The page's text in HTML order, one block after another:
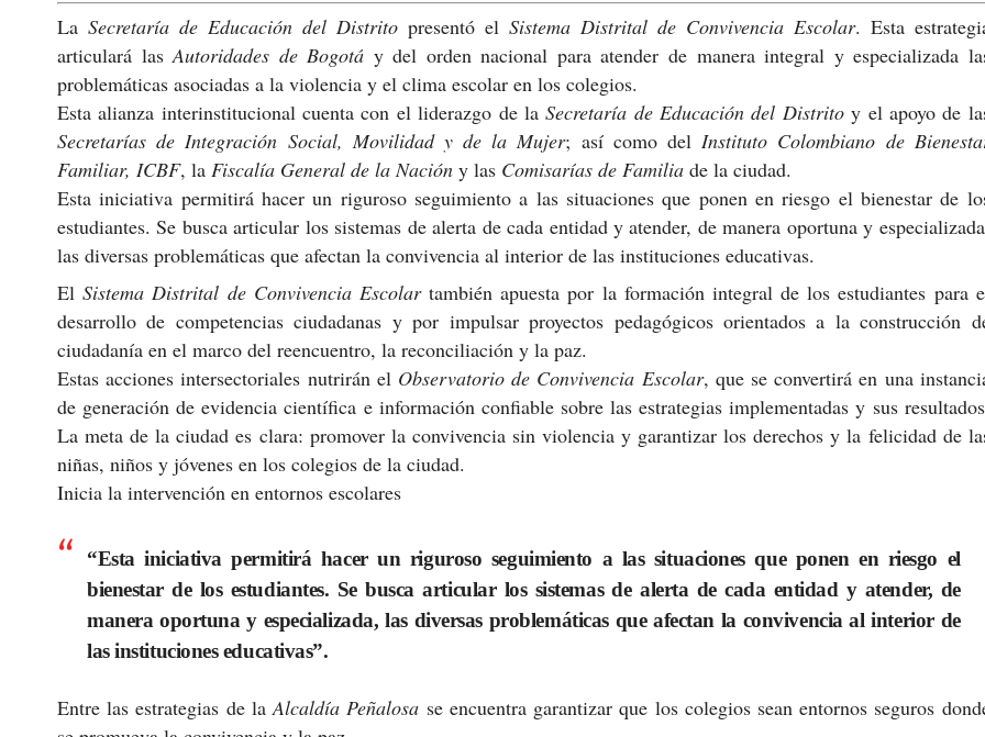
La Secretaría de Educación del Distritopresentó el Sistema Distrital de Convivencia Escolar. Esta
articulará lasAutoridades de Bogotá y del orden nacional para atender de manera integral y especializada
problemáticas asociadas a la violencia y el clima escolar en los colegios.
Esta alianza interinstitucional cuenta con el liderazgo de laSecretaría de Educación del Distritoy el apoyo de
Secretarías de Integración Social, Movilidad y de la Mujer; así como del Instituto Colombiano de
Familiar, ICBF, la Fiscalía General de la Nación y las Comisarías de Familia de la ciudad.
Esta iniciativa permitirá hacer un riguroso seguimiento a las situaciones que ponen en riesgo el bienestar de
estudiantes. Se busca articular los sistemas de alerta de cada entidad y atender, de manera oportuna y
las diversas problemáticas que afectan la convivencia al interior de las instituciones educativas.
ElSistema Distrital de Convivencia Escolartambién apuesta por la formación integral de los estudiantes para
desarrollo de competencias ciudadanas y por impulsar proyectos pedagógicos orientados a la construcción
ciudadanía en el marco del reencuentro, la reconciliación y la paz.
Estas acciones intersectoriales nutrirán el Observatorio de Convivencia Escolar, que se convertirá en una
de generación de evidencia científica e información confiable sobre las estrategias implementadas y sus
La meta de la ciudad es clara: promover la convivencia sin violencia y garantizar los derechos y la felicidad de
niñas, niños y jóvenes en los colegios de la ciudad.
Inicia la intervención en entornos escolares
“Esta iniciativa permitirá hacer un riguroso seguimiento a las situaciones que ponen en riesgo el
bienestar de los estudiantes. Se busca articular los sistemas de alerta de cada entidad y atender, de
manera oportuna y especializada, las diversas problemáticas que afectan la convivencia al interior de
las instituciones educativas”.
Entre las estrategias de laAlcaldía Peñalosa se encuentra garantizar que los colegios sean entornos seguros